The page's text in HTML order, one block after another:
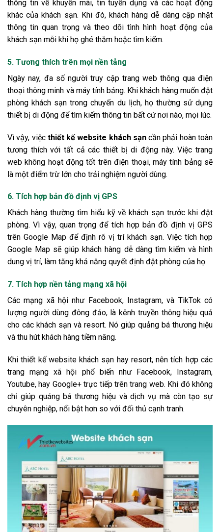
thông tin về khuyến mãi, tin tuyển dụng và các hoạt động
khác của khách sạn. Khi đó, khách hàng dễ dàng cập nhật
thông tin quan trọng và theo dõi tình hình hoạt động của
khách sạn mỗi khi họ ghé thăm hoặc tìm kiếm.
5. Tương thích trên mọi nền tảng
Ngày nay, đa số người truy cập trang web thông qua điện
thoại thông minh và máy tính bảng. Khi khách hàng muốn đặt
phòng khách sạn trong chuyến du lịch, họ thường sử dụng
thiết bị di động để tìm kiếm thông tin bất cứ nơi nào, mọi lúc.
Vì vậy, việcthiết kế website khách sạncần phải hoàn toàn
tương thích với tất cả các thiết bị di động này. Việc trang
web không hoạt động tốt trên điện thoại, máy tính bảng sẽ
là một điểm trừ lớn cho trải nghiệm người dùng.
6. Tích hợp bản đồ định vị GPS
Khách hàng thường tìm hiểu kỹ về khách sạn trước khi đặt
phòng. Vì vậy, quan trọng để tích hợp bản đồ định vị GPS
trên Google Map để định rõ vị trí khách sạn. Việc tích hợp
Google Map sẽ giúp khách hàng dễ dàng tìm kiếm và hình
dung vị trí, làm tăng khả năng quyết định đặt phòng của họ.
7. Tích hợp nền tảng mạng xã hội
Các mạng xã hội như Facebook, Instagram, và TikTok có
lượng người dùng đông đảo, là kênh truyền thông hiệu quả
cho các khách sạn và resort. Nó giúp quảng bá thương hiệu
và thu hút khách hàng tiềm năng.
Khi thiết kế website khách sạn hay resort, nên tích hợp các
trang mạng xã hội phổ biến như Facebook, Instagram,
Youtube, hay Google+ trực tiếp trên trang web. Khi đó không
chỉ giúp quảng bá thương hiệu và dịch vụ mà còn tạo sự
chuyên nghiệp, nổi bật hơn so với đối thủ cạnh tranh.